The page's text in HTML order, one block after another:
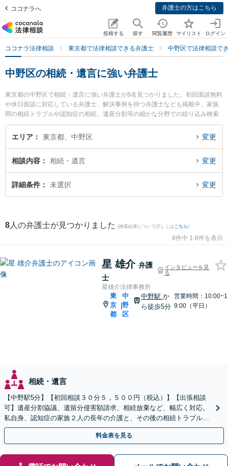
ココナラへ 弁護士の方はこちら
投稿する 探す 閲覧履歴 マイリスト ログイン
ココナラ法律相談 東京都で法律相談できる弁護士 中野区で法律相談で
中野区の相続・遺言に強い弁護士
東京都の中野区で相続・遺言に強い弁護士が8名見つかりました。初回面談無料
や休日面談に対応している弁護士、解決事例を持つ弁護士なども掲載中。家族
間の相続トラブルや認知症の相続、遺産分割等の細かな分野での絞り込み検索
もでき便利です。特に星雄介法律事務所の星 雄介弁護士やエクリ総合法律事務
所の髙橋 俊太弁護士、アクシアム法律事務所の加藤 茂樹弁護士のプロフィール
トラブル解決の実績豊富な近くの弁護士を検索したい』『初回相談無料で相
続・遺言を法律相談できる中野区内の弁護士に相談予約したい』などでお困り
の相談者さんにおすすめです。
エリア 東京都、中野区 変更
相談内容 相続・遺言 変更
詳細条件 未選択 変更
8 人の弁護士が見つかりました (検索結果について詳しくは こちら)
8件中 1-8件を表示
星 雄介 弁護
士
インタビューを見
る
星雄介法律事務所
東
京
都
|
中
野
区
中野駅 か
ら徒歩5分
営業時間：10:00~1
9:00（平日）
相続・遺言
【中野駅5分】【初回相談３０分５，５００円（税込）】【出張相談
可】遺産分割協議、遺留分侵害額請求、相続放棄など、幅広く対応。
私自身、認知症の家族２人の長年の介護と、その後の相続トラブルを
経験しておりますので、まずは一度ご相談ください。
料金表を見る